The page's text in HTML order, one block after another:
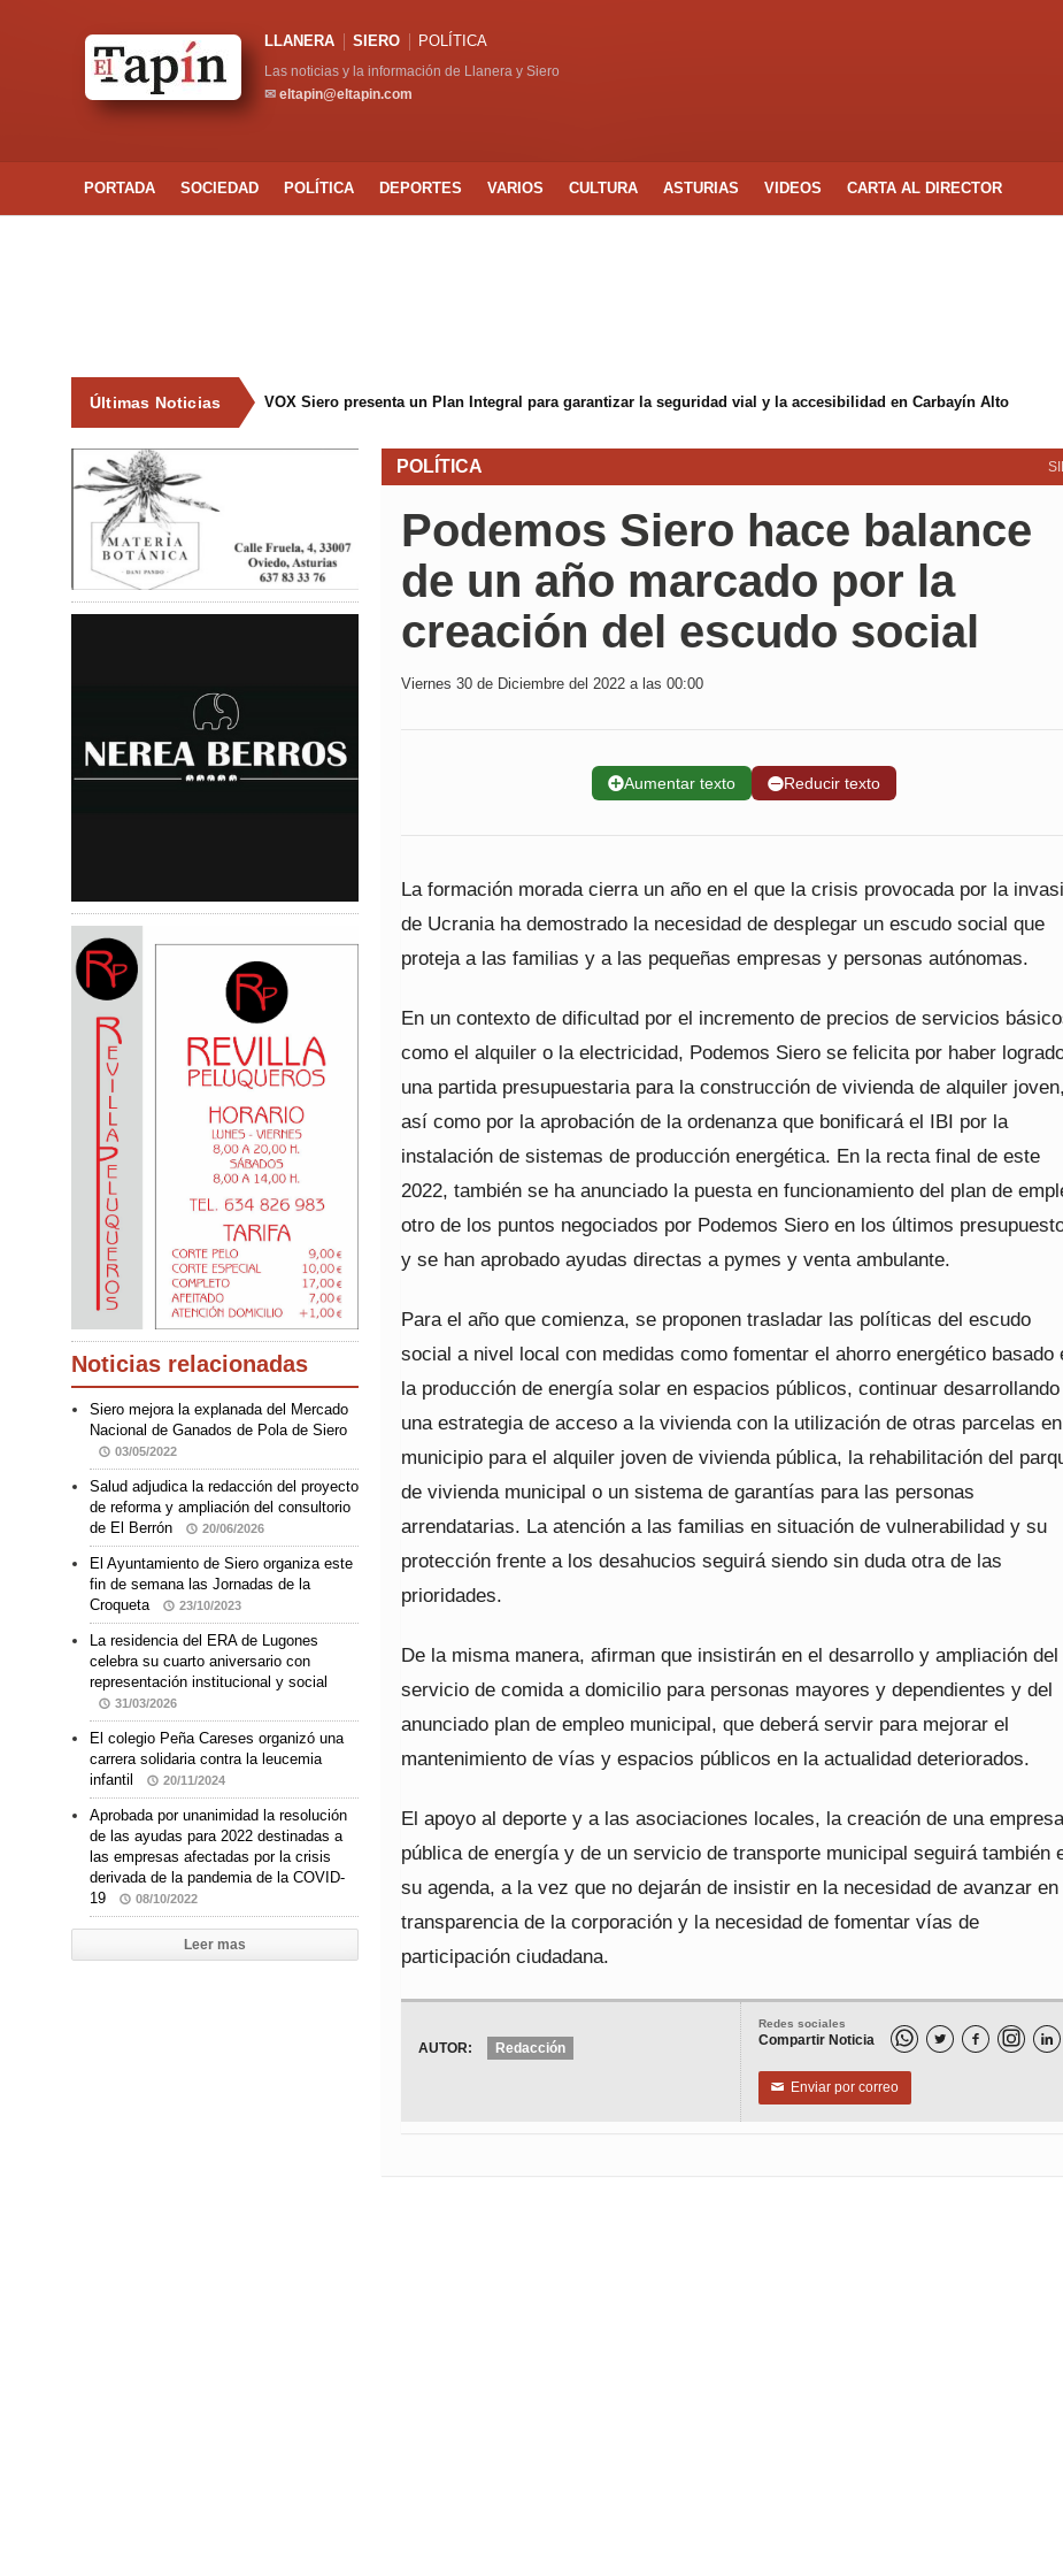
LLANERA SIERO POLÍTICA
Las noticias y la información de Llanera y Siero
✉ eltapin@eltapin.com
PORTADA SOCIEDAD POLÍTICA DEPORTES VARIOS CULTURA ASTURIAS VIDEOS CARTA AL DIRECTOR
Últimas Noticias VOX Siero presenta un Plan Integral para garantizar la seguridad vial y la accesibilidad en Carbayín Alto
POLÍTICA
Podemos Siero hace balance
de un año marcado por la
creación del escudo social
Viernes 30 de Diciembre del 2022 a las 00:00
➕Aumentar texto ➖Reducir texto
La formación morada cierra un año en el que la crisis provocada por la
de Ucrania ha demostrado la necesidad de desplegar un escudo social que
proteja a las familias y a las pequeñas empresas y personas autónomas.
En un contexto de dificultad por el incremento de precios de servicios
como el alquiler o la electricidad, Podemos Siero se felicita por haber
una partida presupuestaria para la construcción de vivienda de alquiler joven,
así como por la aprobación de la ordenanza que bonificará el IBI por la
instalación de sistemas de producción energética. En la recta final de este
2022, también se ha anunciado la puesta en funcionamiento del plan de
otro de los puntos negociados por Podemos Siero en los últimos
y se han aprobado ayudas directas a pymes y venta ambulante.
Para el año que comienza, se proponen trasladar las políticas del escudo
social a nivel local con medidas como fomentar el ahorro energético basado
la producción de energía solar en espacios públicos, continuar desarrollando
una estrategia de acceso a la vivienda con la utilización de otras parcelas
municipio para el alquiler joven de vivienda pública, la rehabilitación del
de vivienda municipal o un sistema de garantías para las personas
arrendatarias. La atención a las familias en situación de vulnerabilidad y su
protección frente a los desahucios seguirá siendo sin duda otra de las
prioridades.
De la misma manera, afirman que insistirán en el desarrollo y ampliación del
servicio de comida a domicilio para personas mayores y dependientes y del
anunciado plan de empleo municipal, que deberá servir para mejorar el
mantenimiento de vías y espacios públicos en la actualidad deteriorados.
El apoyo al deporte y a las asociaciones locales, la creación de una empresa
pública de energía y de un servicio de transporte municipal seguirá también
su agenda, a la vez que no dejarán de insistir en la necesidad de avanzar en
transparencia de la corporación y la necesidad de fomentar vías de
participación ciudadana.
Redes sociales
Compartir Noticia   
✉ Enviar por correo
AUTOR: Redacción
Noticias relacionadas
Siero mejora la explanada del Mercado
Nacional de Ganados de Pola de Siero
03/05/2022
Salud adjudica la redacción del proyecto
de reforma y ampliación del consultorio
de El Berrón
20/06/2026
El Ayuntamiento de Siero organiza este
fin de semana las Jornadas de la
Croqueta
23/10/2023
La residencia del ERA de Lugones
celebra su cuarto aniversario con
representación institucional y social
31/03/2026
El colegio Peña Careses organizó una
carrera solidaria contra la leucemia
infantil
20/11/2024
Aprobada por unanimidad la resolución
de las ayudas para 2022 destinadas a
las empresas afectadas por la crisis
derivada de la pandemia de la COVID-
19
08/10/2022
Leer mas